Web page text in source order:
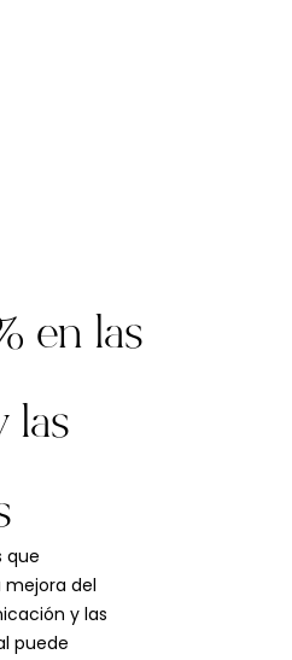
en las
las
que
del
y las
puede